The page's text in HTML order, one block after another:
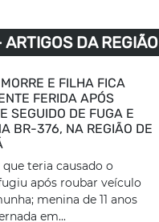
DA REGIÃO
E FILHA FICA
FERIDA APÓS
SEGUIDO DE FUGA E
BR-376, NA REGIÃO DE
teria causado o
após roubar veículo
menina de 11 anos
em...